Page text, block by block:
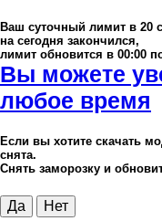
Ваш суточный лимит в 20
на сегодня закончился,
лимит обновится в 00:00
Вы можете
любое время
Если вы хотите скачать
снята.
Снять заморозку и
Да Нет